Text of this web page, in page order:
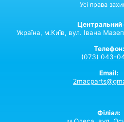
Усі права
Центральний
Україна, м.Київ, вул. Івана
Телефон:
(073) 043-
Email:
Філіал: